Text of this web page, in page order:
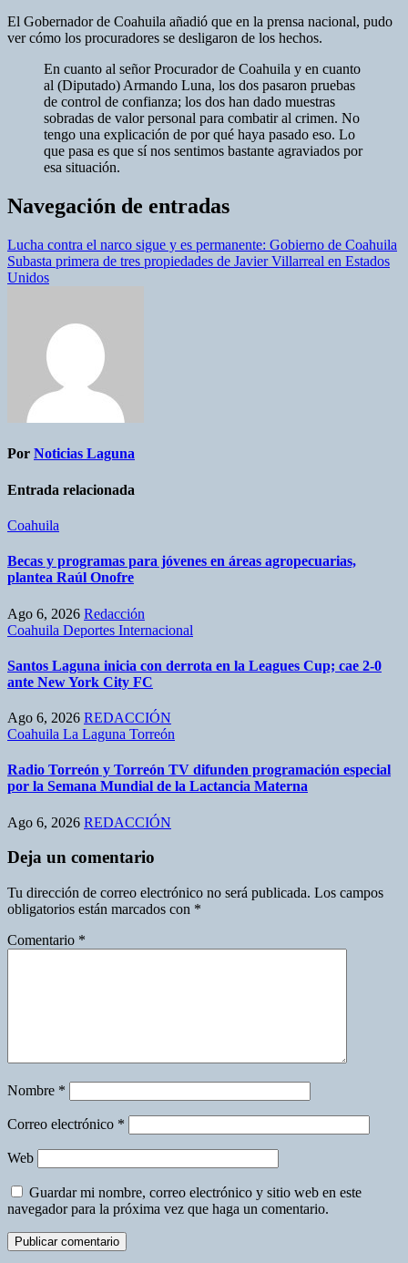
El Gobernador de Coahuila añadió que en la prensa nacional, pudo
ver cómo los procuradores se desligaron de los hechos.
En cuanto al señor Procurador de Coahuila y en cuanto
al (Diputado) Armando Luna, los dos pasaron pruebas
de control de confianza; los dos han dado muestras
sobradas de valor personal para combatir al crimen. No
tengo una explicación de por qué haya pasado eso. Lo
que pasa es que sí nos sentimos bastante agraviados por
esa situación.
Navegación de entradas
Lucha contra el narco sigue y es permanente: Gobierno de Coahuila
Subasta primera de tres propiedades de Javier Villarreal en Estados
Unidos
Por Noticias Laguna
Entrada relacionada
Coahuila
Becas y programas para jóvenes en áreas agropecuarias,
plantea Raúl Onofre
Ago 6, 2026 Redacción
Coahuila Deportes Internacional
Santos Laguna inicia con derrota en la Leagues Cup; cae 2-0
ante New York City FC
Ago 6, 2026 REDACCIÓN
Coahuila La Laguna Torreón
Radio Torreón y Torreón TV difunden programación especial
por la Semana Mundial de la Lactancia Materna
Ago 6, 2026 REDACCIÓN
Deja un comentario
Tu dirección de correo electrónico no será publicada. Los campos
obligatorios están marcados con *
Comentario *
Nombre *
Correo electrónico *
Web
Guardar mi nombre, correo electrónico y sitio web en este
navegador para la próxima vez que haga un comentario.